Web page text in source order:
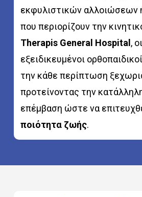
εκφυλιστικών αλλοιώσεων
που περιορίζουν την
Therapis General Hospital , οι
εξειδικευμένοι
την κάθε περίπτωση
προτείνοντας την
επέμβαση ώστε να
ποιότητα ζωής.